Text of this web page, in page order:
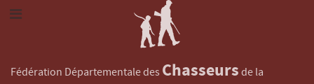
Fédération Départementale des Chasseurs de la